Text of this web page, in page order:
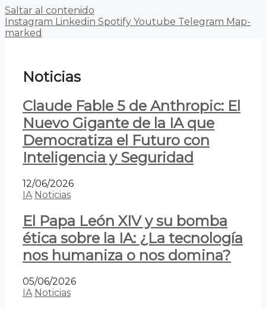
Saltar al contenido
Instagram Linkedin Spotify Youtube Telegram Map-
marked
Noticias
Claude Fable 5 de Anthropic: El
Nuevo Gigante de la IA que
Democratiza el Futuro con
Inteligencia y Seguridad
12/06/2026
IA Noticias
El Papa León XIV y su bomba
ética sobre la IA: ¿La tecnología
nos humaniza o nos domina?
05/06/2026
IA Noticias